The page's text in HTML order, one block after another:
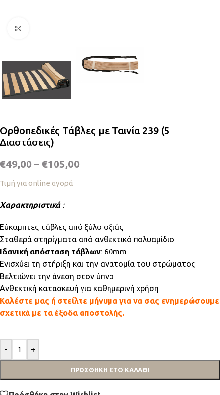
Ορθοπεδικές Τάβλες με Ταινία 239 (5
Διαστάσεις)
€49,00 – €105,00
Τιμή για online αγορά
Χαρακτηριστικά :
Εύκαμπτες τάβλες από ξύλο οξιάς
Σταθερά στηρίγματα από ανθεκτικό πολυαμίδιο
Ιδανική απόσταση τάβλων: 60mm
Ενισχύει τη στήριξη και την ανατομία του στρώματος
Βελτιώνει την άνεση στον ύπνο
Ανθεκτική κατασκευή για καθημερινή χρήση
Καλέστε μας ή στείλτε μήνυμα για να σας ενημερώσουμε
σχετικά με τα έξοδα αποστολής.
- +
ΠΡΟΣΘΉΚΗ ΣΤΟ ΚΑΛΆΘΙ